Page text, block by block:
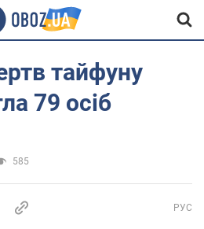
тайфуну
79 осіб
585
РУС